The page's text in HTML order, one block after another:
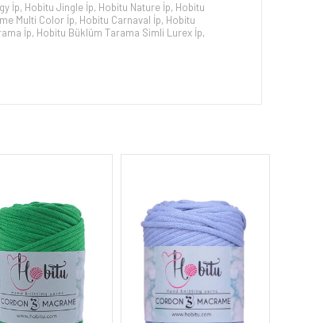
İp, Hobitu Jingle İp, Hobitu Nature İp, Hobitu
Multi Color İp, Hobitu Carnaval İp, Hobitu
İp, Hobitu Büklüm Tarama Simli Lurex İp,